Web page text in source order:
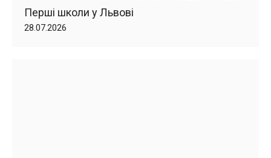
Перші школи у Львові
28.07.2026